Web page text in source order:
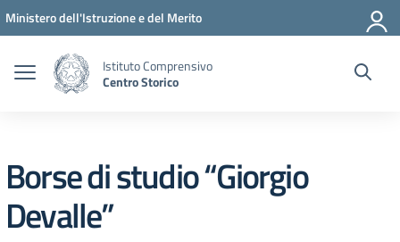
Vai ai contenuti
Vai al menu di navigazione
Vai al footer
Ministero dell'Istruzione e del Merito
Istituto Comprensivo
Centro Storico
Borse di studio “Giorgio
Devalle”